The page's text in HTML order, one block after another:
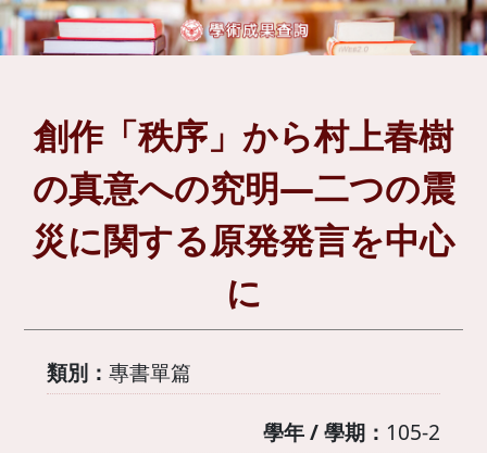
創作「秩序」から村上春樹
の真意への究明―二つの震
災に関する原発発言を中心
に
類別： 專書單篇
學年 / 學期： 105-2